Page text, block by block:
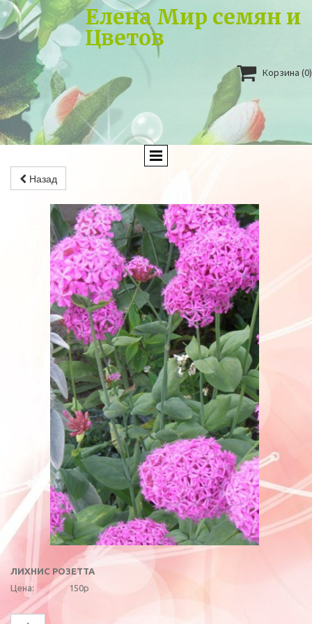
Елена Мир семян и
Цветов
 Корзина (0)
Назад
ЛИХНИС РОЗЕТТА
Цена:
150р